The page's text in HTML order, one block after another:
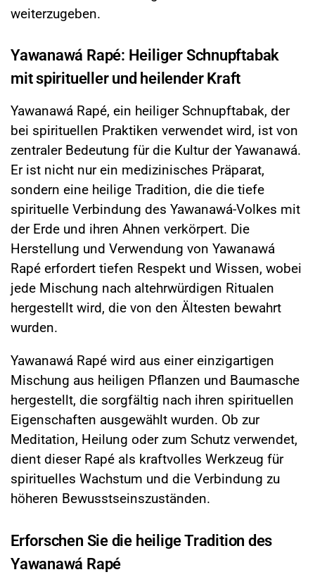
weiterzugeben.
Yawanawá Rapé: Heiliger Schnupftabak
mit spiritueller und heilender Kraft
Yawanawá Rapé, ein heiliger Schnupftabak, der
bei spirituellen Praktiken verwendet wird, ist von
zentraler Bedeutung für die Kultur der Yawanawá.
Er ist nicht nur ein medizinisches Präparat,
sondern eine heilige Tradition, die die tiefe
spirituelle Verbindung des Yawanawá-Volkes mit
der Erde und ihren Ahnen verkörpert. Die
Herstellung und Verwendung von Yawanawá
Rapé erfordert tiefen Respekt und Wissen, wobei
jede Mischung nach altehrwürdigen Ritualen
hergestellt wird, die von den Ältesten bewahrt
wurden.
Yawanawá Rapé wird aus einer einzigartigen
Mischung aus heiligen Pflanzen und Baumasche
hergestellt, die sorgfältig nach ihren spirituellen
Eigenschaften ausgewählt wurden. Ob zur
Meditation, Heilung oder zum Schutz verwendet,
dient dieser Rapé als kraftvolles Werkzeug für
spirituelles Wachstum und die Verbindung zu
höheren Bewusstseinszuständen.
Erforschen Sie die heilige Tradition des
Yawanawá Rapé